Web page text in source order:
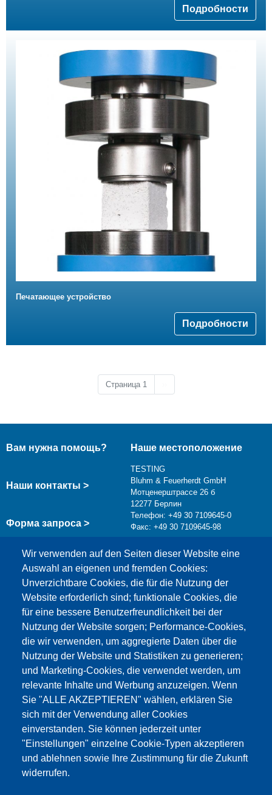
Подробности
Печатающее устройство
Подробности
Страница 1
Wir verwenden auf den Seiten dieser Website eine
Auswahl an eigenen und fremden Cookies:
Unverzichtbare Cookies, die für die Nutzung der
Website erforderlich sind; funktionale Cookies, die
für eine bessere Benutzerfreundlichkeit bei der
Nutzung der Website sorgen; Performance-Cookies,
die wir verwenden, um aggregierte Daten über die
Nutzung der Website und Statistiken zu generieren;
und Marketing-Cookies, die verwendet werden, um
relevante Inhalte und Werbung anzuzeigen. Wenn
Sie "ALLE AKZEPTIEREN" wählen, erklären Sie
sich mit der Verwendung aller Cookies
einverstanden. Sie können jederzeit unter
"Einstellungen" einzelne Cookie-Typen akzeptieren
und ablehnen sowie Ihre Zustimmung für die Zukunft
widerrufen.
Вам нужна помощь?
Наши контакты >
Форма запроса >
Наше местоположение
TESTING
Bluhm & Feuerherdt GmbH
Мотценерштрассе 26 б
12277 Берлин
Телефон: +49 30 7109645-0
Факс: +49 30 7109645-98
info@testing.de
Этот материал заблокирован, потому что
файлы cookie Google Maps не были приняты.
НЕОБХОДИМО ПРИНЯТЬ ТОЛЬКО
ФАЙЛЫ COOKIE GOOGLE MAPS.
Alle Cookies akzeptieren